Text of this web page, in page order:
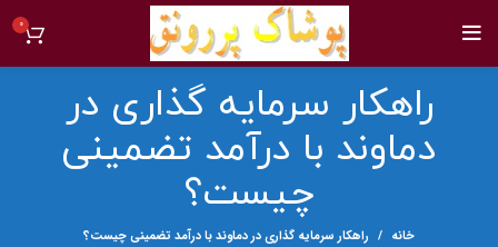
0
راهکار سرمایه گذاری در
دماوند با درآمد تضمینی
چیست؟
خانه راهکار سرمایه گذاری در دماوند با درآمد تضمینی چیست؟